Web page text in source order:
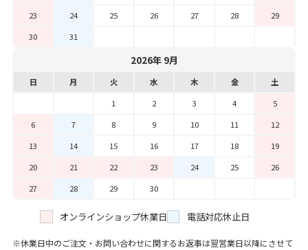
23
24 25 26 27 28
29
30
31
2026年 9月
日 月 火 水 木 金
土
1
2 3 4
5
6
7 8 9 10 11
12
13
14 15 16 17 18
19
20
21 22 23 24 25
26
27
28 29 30
オンラインショップ休業日 電話対応休止日
休業日中のご注文・お問い合わせに関するお返事は翌営業日以降にさせて